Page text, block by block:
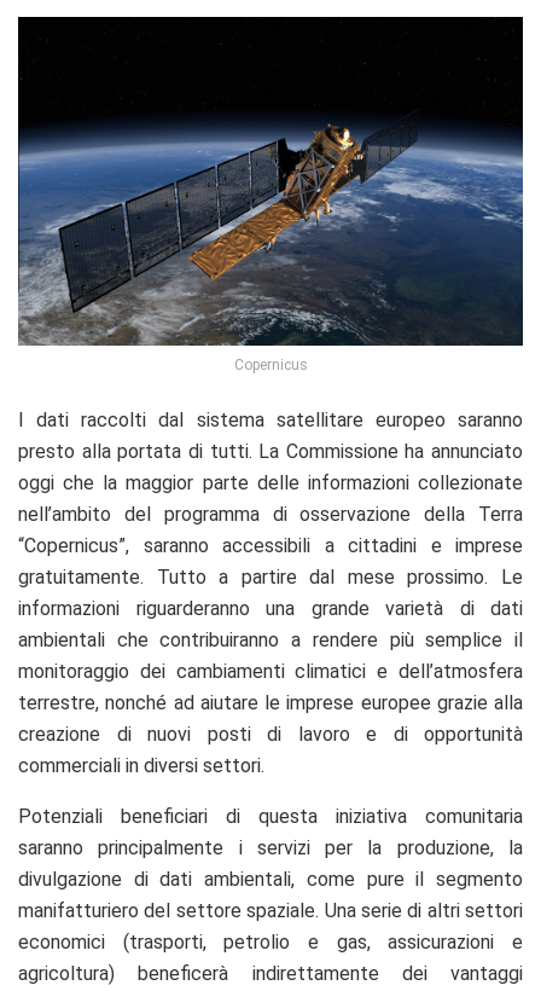
Copernicus
I dati raccolti dal sistema satellitare europeo saranno
presto alla portata di tutti. La Commissione ha annunciato
oggi che la maggior parte delle informazioni collezionate
nell’ambito del programma di osservazione della Terra
“Copernicus”, saranno accessibili a cittadini e imprese
gratuitamente. Tutto a partire dal mese prossimo. Le
informazioni riguarderanno una grande varietà di dati
ambientali che contribuiranno a rendere più semplice il
monitoraggio dei cambiamenti climatici e dell’atmosfera
terrestre, nonché ad aiutare le imprese europee grazie alla
creazione di nuovi posti di lavoro e di opportunità
commerciali in diversi settori.
Potenziali beneficiari di questa iniziativa comunitaria
saranno principalmente i servizi per la produzione, la
divulgazione di dati ambientali, come pure il segmento
manifatturiero del settore spaziale. Una serie di altri settori
economici (trasporti, petrolio e gas, assicurazioni e
agricoltura) beneficerà indirettamente dei vantaggi